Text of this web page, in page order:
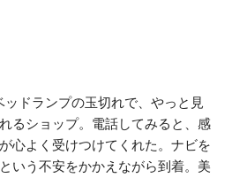
ッドランプの玉切れで、やっと見
るショップ。電話してみると、感
心よく受けつけてくれた。ナビを
いう不安をかかえながら到着。美